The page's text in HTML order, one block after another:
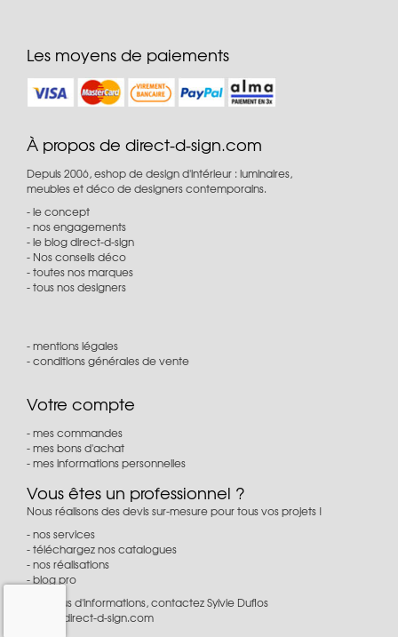
Les moyens de paiements
À propos de direct-d-sign.com
Depuis 2006, eshop de design d'intérieur : luminaires,
meubles et déco de designers contemporains.
le concept
nos engagements
le blog direct-d-sign
Nos conseils déco
toutes nos marques
tous nos designers
mentions légales
conditions générales de vente
Votre compte
mes commandes
mes bons d'achat
mes informations personnelles
Vous êtes un professionnel ?
Nous réalisons des devis sur-mesure pour tous vos projets !
nos services
téléchargez nos catalogues
nos réalisations
blog pro
Pour plus d'informations, contactez Sylvie Duflos
pro@direct-d-sign.com